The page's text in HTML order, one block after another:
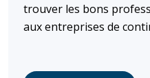
trouver les bons
aux entreprises de